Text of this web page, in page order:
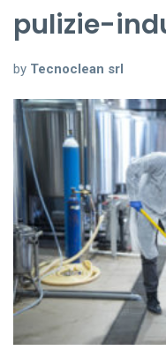
pulizie-
by Tecnoclean srl